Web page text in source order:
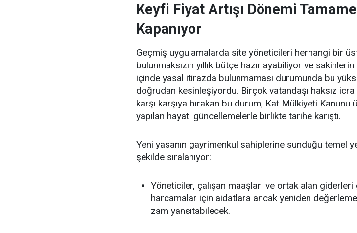
Keyfi Fiyat Artışı Dönemi
Kapanıyor
Geçmiş uygulamalarda site yöneticileri herhangi bir üst
bulunmaksızın yıllık bütçe hazırlayabiliyor ve sakinlerin
içinde yasal itirazda bulunmaması durumunda bu
doğrudan kesinleşiyordu. Birçok vatandaşı haksız
karşı karşıya bırakan bu durum, Kat Mülkiyeti Kanunu
yapılan hayati güncellemelerle birlikte tarihe karıştı.
Yeni yasanın gayrimenkul sahiplerine sunduğu temel
şekilde sıralanıyor:
Yöneticiler, çalışan maaşları ve ortak alan
harcamalar için aidatlara ancak yeniden
zam yansıtabilecek.